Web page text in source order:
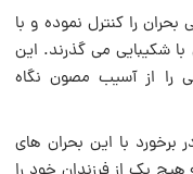
را کنترل نموده و با
با شکیبایى می گذرند. این
را از آسیب مصون نگاه
با این بحران هاى